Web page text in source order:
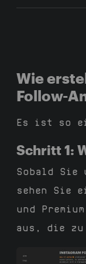
Wie
Follow-
Es ist so
Schritt 1:
Sobald Sie
sehen Sie
und
aus, die